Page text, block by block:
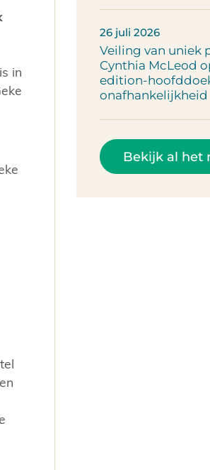
in
26 juli 2026
Veiling van uniek
Cynthia McLeod
edition-
onafhankelijkheid
Bekijk al het